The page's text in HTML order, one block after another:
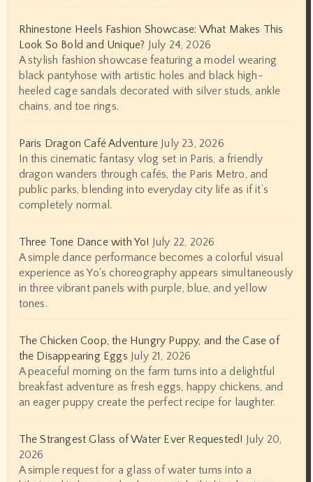
Rhinestone Heels Fashion Showcase: What Makes This
Look So Bold and Unique? July 24, 2026
A stylish fashion showcase featuring a model wearing
black pantyhose with artistic holes and black high-
heeled cage sandals decorated with silver studs, ankle
chains, and toe rings.
Paris Dragon Café Adventure July 23, 2026
In this cinematic fantasy vlog set in Paris, a friendly
dragon wanders through cafés, the Paris Metro, and
public parks, blending into everyday city life as if it’s
completely normal.
Three Tone Dance with Yo! July 22, 2026
A simple dance performance becomes a colorful visual
experience as Yo's choreography appears simultaneously
in three vibrant panels with purple, blue, and yellow
tones.
The Chicken Coop, the Hungry Puppy, and the Case of
the Disappearing Eggs July 21, 2026
A peaceful morning on the farm turns into a delightful
breakfast adventure as fresh eggs, happy chickens, and
an eager puppy create the perfect recipe for laughter.
The Strangest Glass of Water Ever Requested! July 20,
2026
A simple request for a glass of water turns into a